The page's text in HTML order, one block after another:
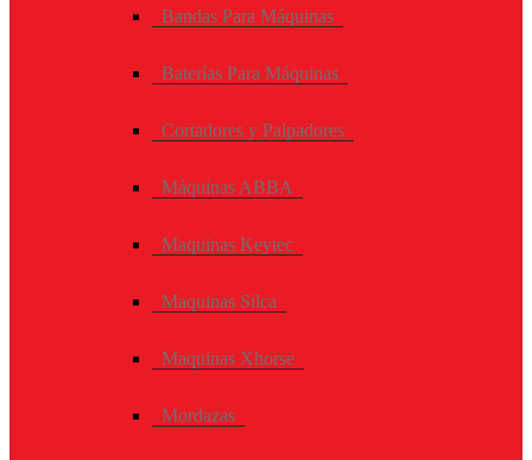
Bandas Para Máquinas
Baterías Para Máquinas
Cortadores y Palpadores
Máquinas ABBA
Maquinas Keytec
Maquinas Silca
Maquinas Xhorse
Mordazas